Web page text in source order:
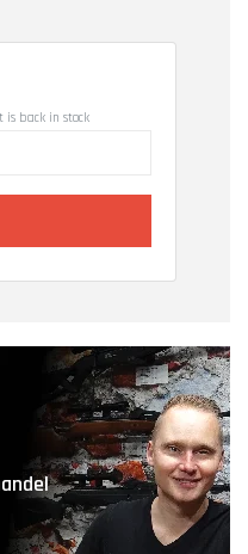
is back in stock